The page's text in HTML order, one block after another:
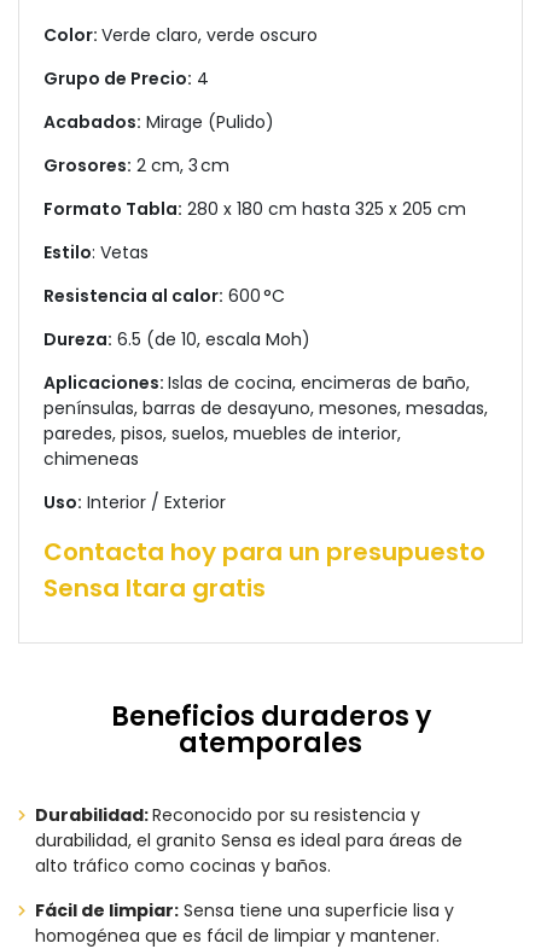
Color: Verde claro, verde oscuro
Grupo de Precio: 4
Acabados: Mirage (Pulido)
Grosores: 2 cm, 3 cm
Formato Tabla: 280 x 180 cm hasta 325 x 205 cm
Estilo: Vetas
Resistencia al calor: 600 °C
Dureza: 6.5 (de 10, escala Moh)
Aplicaciones: Islas de cocina, encimeras de baño,
penínsulas, barras de desayuno, mesones, mesadas,
paredes, pisos, suelos, muebles de interior,
chimeneas
Uso: Interior / Exterior
Contacta hoy para un presupuesto
Sensa Itara gratis
Beneficios duraderos y
atemporales
Durabilidad:Reconocido por su resistencia y
durabilidad, el granito Sensa es ideal para áreas de
alto tráfico como cocinas y baños.
Fácil de limpiar: Sensa tiene una superficie lisa y
homogénea que es fácil de limpiar y mantener.